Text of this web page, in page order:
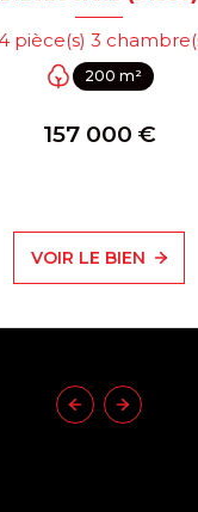
200 m²
157 000 €
VOIR LE BIEN